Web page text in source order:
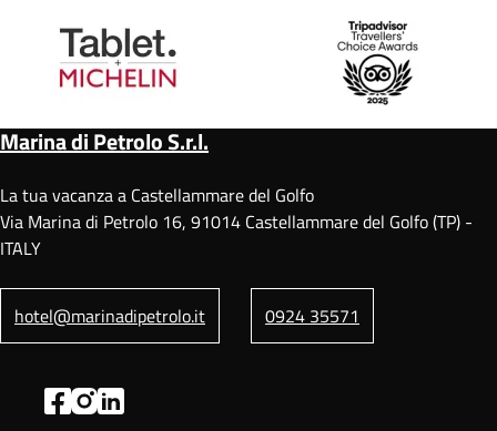
Marina di Petrolo S.r.l.
La tua vacanza a Castellammare del Golfo
Via Marina di Petrolo 16, 91014 Castellammare del Golfo (TP) -
ITALY
hotel@marinadipetrolo.it 0924 35571